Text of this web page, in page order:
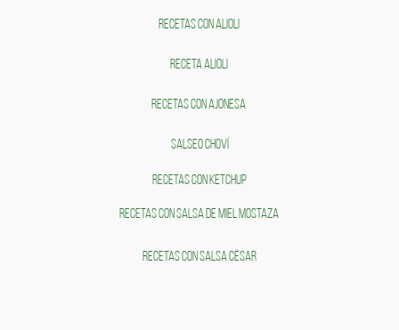
RECETAS CON ALIOLI
RECETA ALIOLI
RECETAS CON AJONESA
SALSEO CHOVÍ
RECETAS CON KETCHUP
RECETAS CON SALSA DE MIEL MOSTAZA
RECETAS CON SALSA CÉSAR